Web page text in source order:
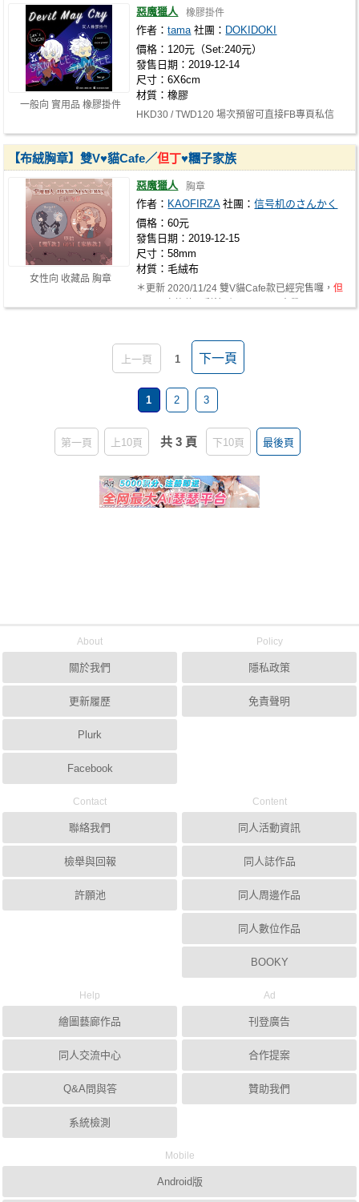
一般向 實用品 橡膠掛件
惡魔獵人 橡膠掛件
作者：tama 社團： DOKIDOKI
價格：120元（Set:240元）
發售日期：2019-12-14
尺寸：6X6cm
材質：橡膠
HKD30 / TWD120 場次預留可直接FB專頁私信
女性向 收藏品 胸章
【布絨胸章】雙V♥貓Cafe／但丁♥糰子家族
惡魔獵人 胸章
作者： KAOFIRZA 社團：信号机のさんかく
價格：60元
發售日期：2019-12-15
尺寸：58mm
材質：毛絨布
＊更新 2020/11/24 雙V貓Cafe款已經完售囉，但
上一頁 1 下一頁
1 2 3
第一頁 上10頁 共 3 頁 下10頁 最後頁
About
關於我們
更新履歷
Plurk
Facebook
Policy
隱私政策
免責聲明
Contact
聯絡我們
檢舉與回報
許願池
Content
同人活動資訊
同人誌作品
同人周邊作品
同人數位作品
BOOKY
Help
繪圖藝廊作品
同人交流中心
Q&A問與答
系統檢測
Ad
刊登廣告
合作提案
贊助我們
Mobile
Android版